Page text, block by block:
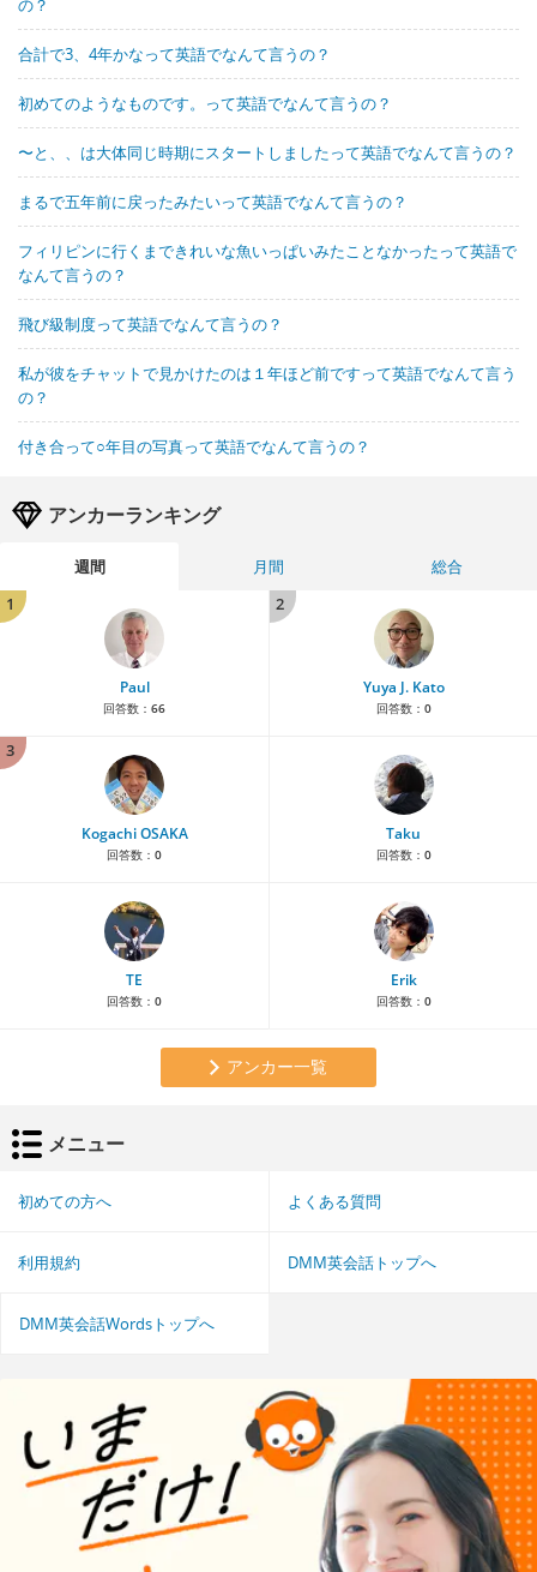
の？
合計で3、4年かなって英語でなんて言うの？
初めてのようなものです。って英語でなんて言うの？
〜と、、は大体同じ時期にスタートしましたって英語でなんて言うの？
まるで五年前に戻ったみたいって英語でなんて言うの？
フィリピンに行くまできれいな魚いっぱいみたことなかったって英語で
なんて言うの？
飛び級制度って英語でなんて言うの？
私が彼をチャットで見かけたのは１年ほど前ですって英語でなんて言う
の？
付き合って○年目の写真って英語でなんて言うの？
アンカーランキング
週間 月間
総合
1
Paul
回答数： 66
2
Yuya J. Kato
回答数： 0
3
Kogachi OSAKA
回答数： 0
Taku
回答数： 0
TE
回答数： 0
Erik
回答数： 0
アンカー一覧
メニュー
初めての方へ よくある質問
利用規約 DMM英会話トップへ
DMM英会話Wordsトップへ